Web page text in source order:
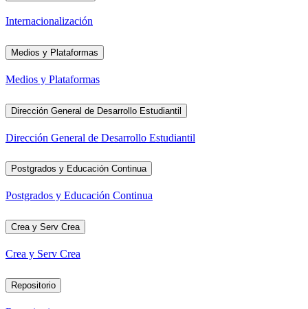
Internacionalización
Medios y Plataformas
Medios y Plataformas
Dirección General de Desarrollo Estudiantil
Dirección General de Desarrollo Estudiantil
Postgrados y Educación Continua
Postgrados y Educación Continua
Crea y Serv Crea
Crea y Serv Crea
Repositorio